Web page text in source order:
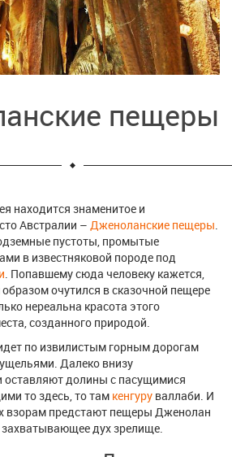
пещеры
находится знаменитое и
Австралии – Дженоланские пещеры.
пустоты, промытые
в известняковой породе под
. Попавшему сюда человеку кажется,
очутился в сказочной пещере
нереальна красота этого
созданного природой.
по извилистым горным дорогам
Далеко внизу
оставляют долины с пасущимися
то здесь, то там кенгуру валлаби. И
взорам предстают пещеры Дженолан
дух зрелище.